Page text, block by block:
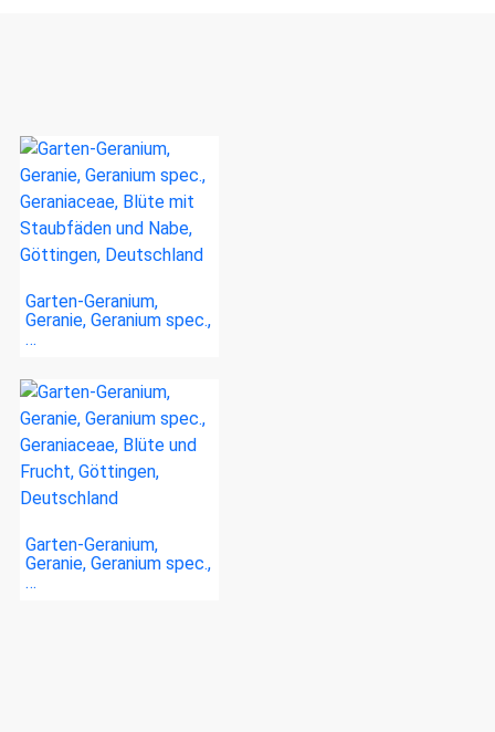
Garten-Geranium,
Geranie, Geranium spec.,
…
Garten-Geranium,
Geranie, Geranium spec.,
…